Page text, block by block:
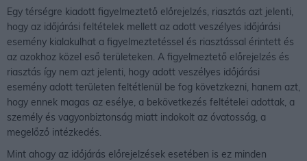
Egy térségre kiadott figyelmeztető előrejelzés, riasztás azt jelenti,
hogy az időjárási feltételek mellett az adott veszélyes időjárási
esemény kialakulhat a figyelmeztetéssel és riasztással érintett és
az azokhoz közel eső területeken. A figyelmeztető előrejelzés és
riasztás így nem azt jelenti, hogy adott veszélyes időjárási
esemény adott területen feltétlenül be fog követzkezni, hanem azt,
hogy ennek magas az esélye, a bekövetkezés feltételei adottak, a
személy és vagyonbiztonság miatt indokolt az óvatosság, a
megelőző intézkedés.
Mint ahogy az időjárás előrejelzések esetében is ez minden